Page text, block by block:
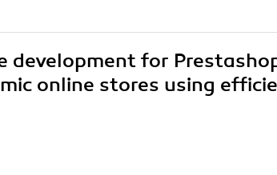
development for
online stores using